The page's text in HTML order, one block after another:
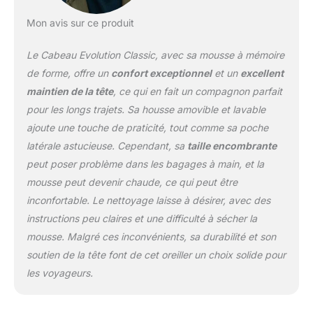
environnementale, à la
aux pratiques
commerciales éthiques.
S'endormir et rester
endormi :
soigneusement conçu et
conçu, ce coussin de
nuque pour dormir en
voyage est fait pour
vous aider à vous
endormir dans n'importe
360 degrés et fermoirs à
l'avant qui bercent votre
Mon avis sur ce produit
Le Cabeau Evolution Classic, avec sa mousse à mémoire
de forme, offre un confort exceptionnelet un excellent
maintien de la tête, ce qui en fait un compagnon parfait
pour les longs trajets. Sa housse amovible et lavable
ajoute une touche de praticité, tout comme sa poche
latérale astucieuse. Cependant, sa taille encombrante
peut poser problème dans les bagages à main, et la
mousse peut devenir chaude, ce qui peut être
inconfortable. Le nettoyage laisse à désirer, avec des
instructions peu claires et une difficulté à sécher la
mousse. Malgré ces inconvénients, sa durabilité et son
soutien de la tête font de cet oreiller un choix solide pour
les voyageurs.